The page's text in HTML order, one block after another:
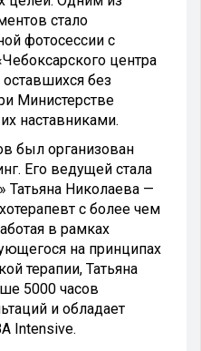
стало
фотосессии с
центра
без
Министерстве
наставниками.
был организован
Его ведущей стала
Татьяна Николаева —
с более чем
в рамках
на принципах
терапии, Татьяна
5000 часов
и обладает
Intensive.